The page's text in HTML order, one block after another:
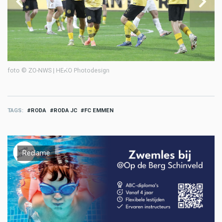
foto © ZO-NWS | HEKO Photodesign
TAGS RODA RODA JC FC EMMEN
Reclame